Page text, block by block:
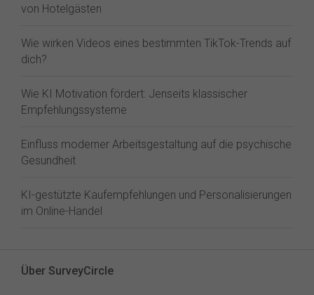
von Hotelgästen
Wie wirken Videos eines bestimmten TikTok-Trends auf
dich?
Wie KI Motivation fördert: Jenseits klassischer
Empfehlungssysteme
Einfluss moderner Arbeitsgestaltung auf die psychische
Gesundheit
KI-gestützte Kaufempfehlungen und Personalisierungen
im Online-Handel
Über SurveyCircle